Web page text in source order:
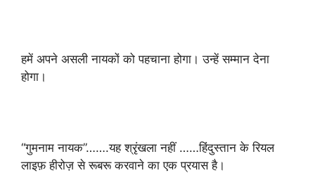
हमें अपने असली नायकों को पहचाना होगा। उन्हें सम्मान देना
होगा।
“गुमनाम नायक”…….यह श्रृंखला नहीं ……हिंदुस्तान के रियल
लाइफ़ हीरोज़ से रूबरू करवाने का एक प्रयास है।